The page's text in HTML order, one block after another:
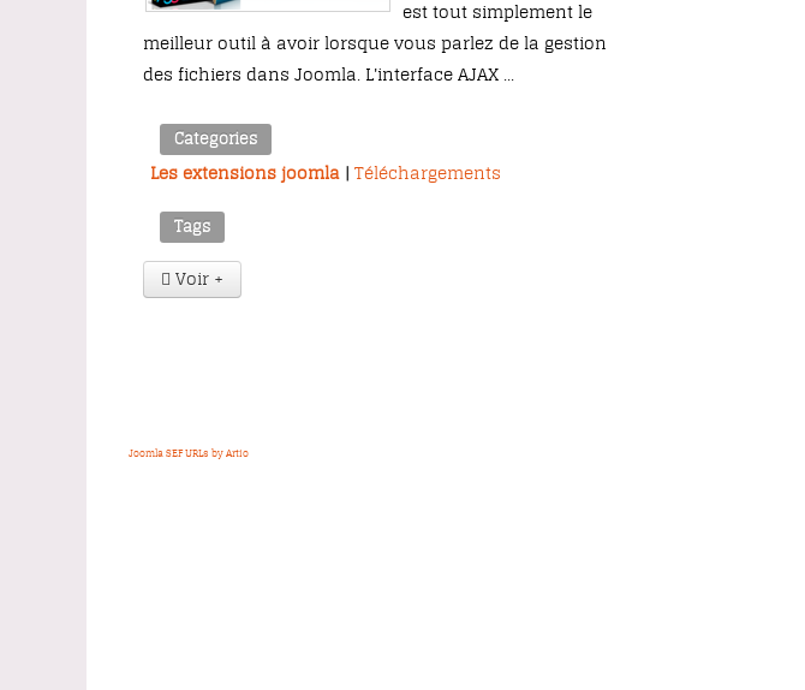
est tout simplement le
meilleur outil à avoir lorsque vous parlez de la gestion
des fichiers dans Joomla. L'interface AJAX ...
Categories
Les extensions joomla |Téléchargements
Tags
Voir +
Joomla SEF URLs by Artio